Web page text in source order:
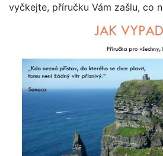
vyčkejte, příručku Vám zašlu, co